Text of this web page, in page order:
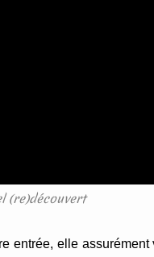
(re)découvert
entrée, elle assurément